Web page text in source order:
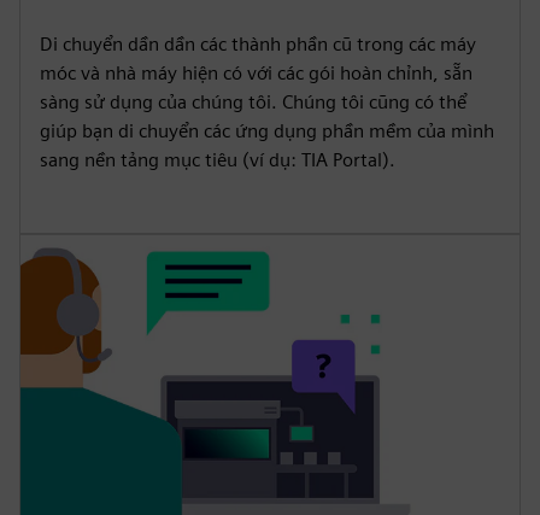
Di chuyển dần dần các thành phần cũ trong các máy
móc và nhà máy hiện có với các gói hoàn chỉnh, sẵn
sàng sử dụng của chúng tôi. Chúng tôi cũng có thể
giúp bạn di chuyển các ứng dụng phần mềm của mình
sang nền tảng mục tiêu (ví dụ: TIA Portal).